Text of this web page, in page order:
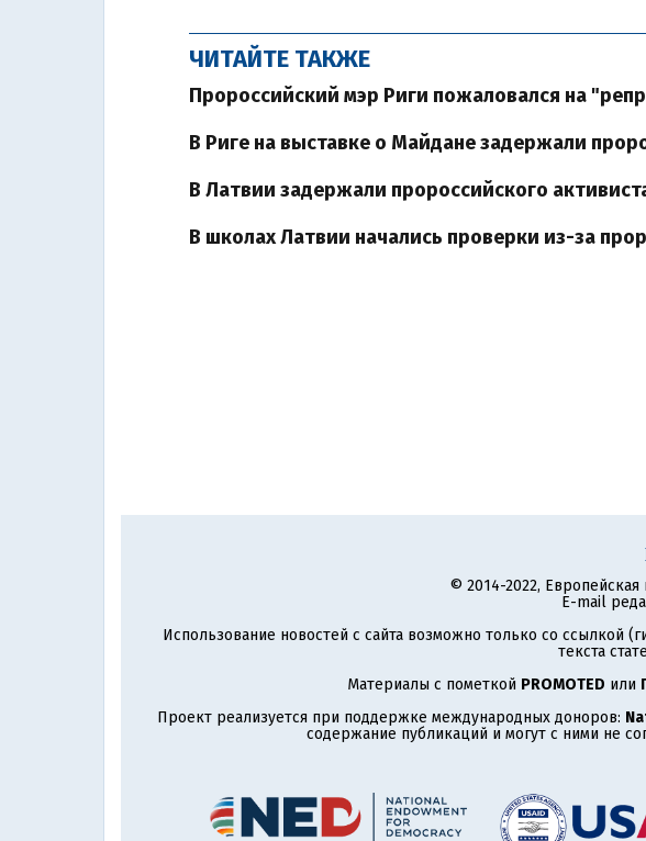
ЧИТАЙТЕ ТАКЖЕ
Пророссийский мэр Риги пожаловался на
В Риге на выставке о Майдане задержали
В Латвии задержали пророссийского
В школах Латвии начались проверки из-за
© 2014-2022,
E-mail
Использование новостей с сайта возможно только со ссылкой
текста
Материалы с пометкой PROMOTED или
Проект реализуется при поддержке международных доноров:
содержание публикаций и могут с ними не